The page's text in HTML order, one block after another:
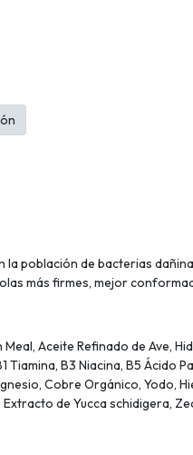
población de bacterias
más firmes, mejor
Aceite Refinado de Ave,
B3 Niacina, B5 Ácido
Cobre Orgánico, Yodo,
de Yucca schidigera,